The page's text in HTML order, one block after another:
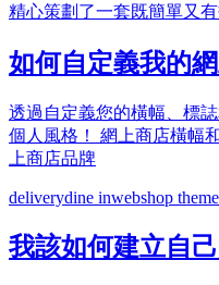
精心策劃了一套既簡單又有
如何自定義我的
透過自定義您的橫幅、標
個人風格！ 網上商店橫幅
上商店品牌
deliverydine inwebshop theme
我該如何建立自